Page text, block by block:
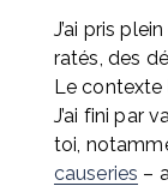
J’ai pris
ratés, des
Le contexte
J’ai fini par
causeries –